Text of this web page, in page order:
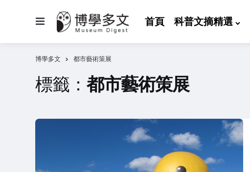
首頁 科普文摘精選
博學多文 都市藝術策展
標籤： 都市藝術策展